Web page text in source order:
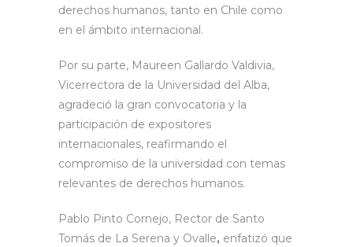
derechos humanos, tanto en Chile como
en el ámbito internacional.
Por su parte, Maureen Gallardo Valdivia,
Vicerrectora de la Universidad del Alba,
agradeció la gran convocatoria y la
participación de expositores
internacionales, reafirmando el
compromiso de la universidad con temas
relevantes de derechos humanos.
Pablo Pinto Cornejo, Rector de Santo
Tomás de La Serena y Ovalle, enfatizó que